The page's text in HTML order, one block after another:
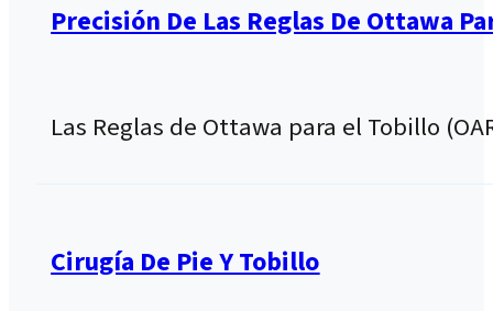
Precisión De Las Reglas De Ottawa
Las Reglas de Ottawa para el Tobillo
Cirugía De Pie Y Tobillo